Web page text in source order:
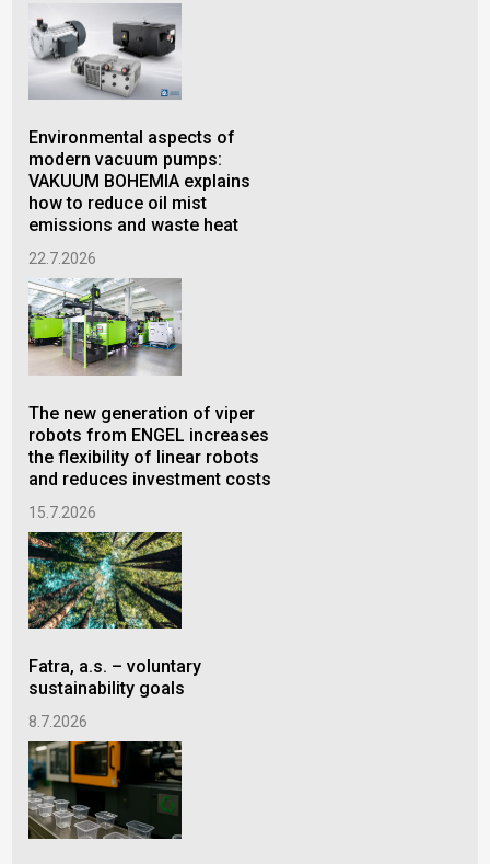
Environmental aspects of
modern vacuum pumps:
VAKUUM BOHEMIA explains
how to reduce oil mist
emissions and waste heat
22.7.2026
The new generation of viper
robots from ENGEL increases
the flexibility of linear robots
and reduces investment costs
15.7.2026
Fatra, a.s. – voluntary
sustainability goals
8.7.2026